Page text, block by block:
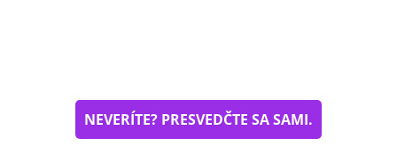
NEVERÍTE? PRESVEDČTE SA SAMI.